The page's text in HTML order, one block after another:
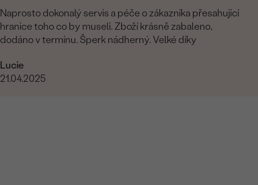
Naprosto dokonalý servis a péče o zákazníka přesahující
hranice toho co by museli. Zboží krásně zabaleno,
dodáno v termínu. Šperk nádherný. Velké díky
Lucie
21.04.2025